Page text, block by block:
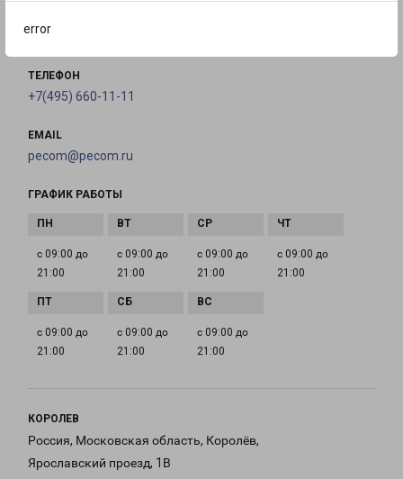
error
на карте
ТЕЛЕФОН
+7(495) 660-11-11
EMAIL
pecom@pecom.ru
ГРАФИК РАБОТЫ
с 09:00 до
21:00
с 09:00 до
21:00
с 09:00 до
21:00
с 09:00 до
21:00
с 09:00 до
21:00
с 09:00 до
21:00
с 09:00 до
21:00
КОРОЛЕВ
Россия, Московская область, Королёв,
Ярославский проезд, 1В